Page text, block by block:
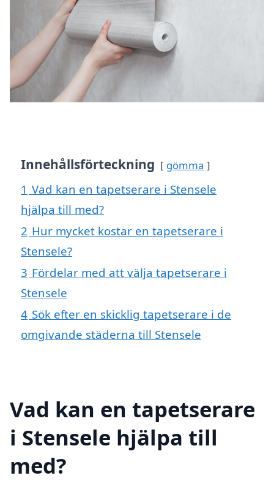
Innehållsförteckning gömma
1 Vad kan en tapetserare i Stensele
hjälpa till med?
2 Hur mycket kostar en tapetserare i
Stensele?
3 Fördelar med att välja tapetserare i
Stensele
4 Sök efter en skicklig tapetserare i de
omgivande städerna till Stensele
Vad kan en tapetserare
i Stensele hjälpa till
med?